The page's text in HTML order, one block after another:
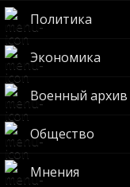
Политика
Экономика
Военный архив
Общество
Мнения